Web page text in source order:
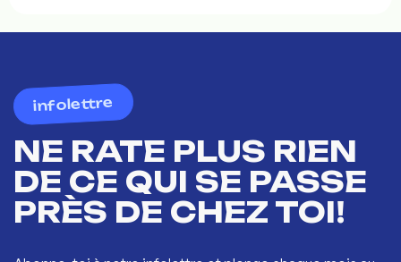
infolettre
NE RATE PLUS RIEN
DE CE QUI SE PASSE
PRÈS DE CHEZ TOI!